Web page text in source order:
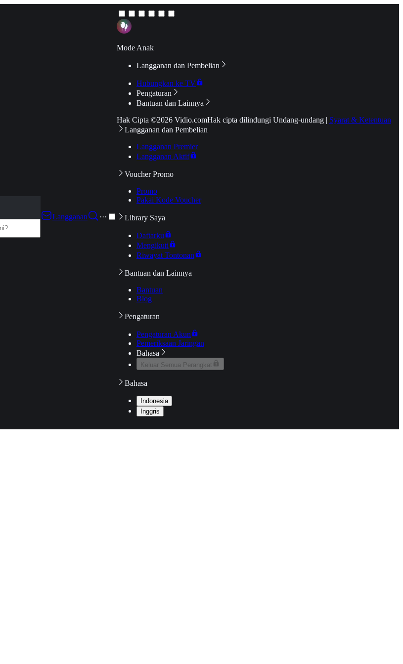
Langganan
···
Mode Anak
Langganan dan Pembelian
Hubungkan ke TV
Pengaturan
Bantuan dan Lainnya
Hak Cipta ©2026 Vidio.comHak cipta dilindungi Undang-undang | Syarat & Ketentuan
Langganan dan Pembelian
Langganan Premier
Langganan Aktif
Voucher Promo
Promo
Pakai Kode Voucher
Library Saya
Daftarku
Mengikuti
Riwayat Tontonan
Bantuan dan Lainnya
Bantuan
Blog
Pengaturan
Pengaturan Akun
Pemeriksaan Jaringan
Bahasa
Keluar Semua Perangkat
Bahasa
Indonesia
Inggris